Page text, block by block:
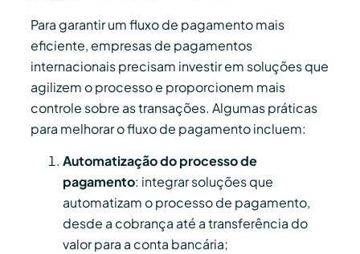
Para garantir um fluxo de pagamento mais
eficiente, empresas de pagamentos
internacionais precisam investir em soluções que
agilizem o processo e proporcionem mais
controle sobre as transações. Algumas práticas
para melhorar o fluxo de pagamento incluem:
Automatização do processo de
pagamento: integrar soluções que
automatizam o processo de pagamento,
desde a cobrança até a transferência do
valor para a conta bancária;